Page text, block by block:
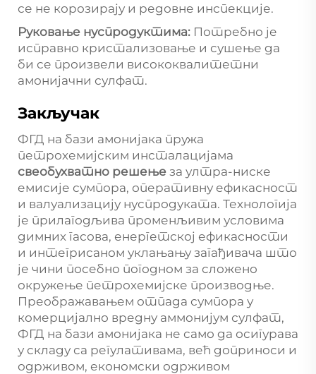
се не корозирају и редовне инспекције.
Руковање нуспродуктима: Потребно је
исправно кристализовање и сушење да
би се произвели висококвалитетни
амонијачни сулфат.
Закључак
ФГД на бази амонијака пружа
петрохемијским инсталацијама
свеобухватно решење за ултра-ниске
емисије сумпора, оперативну ефикасност
и валуализацију нуспродуката. Технологија
је прилагодљива променљивим условима
димних гасова, енергетској ефикасности
и интегрисаном уклањању загађивача што
је чини посебно погодном за сложено
окружење петрохемијске производње.
Преображавањем отпада сумпора у
комерцијално вредну аммонијум сулфат,
ФГД на бази амонијака не само да осигурава
у складу са регулативама, већ доприноси и
одрживом, економски одрживом